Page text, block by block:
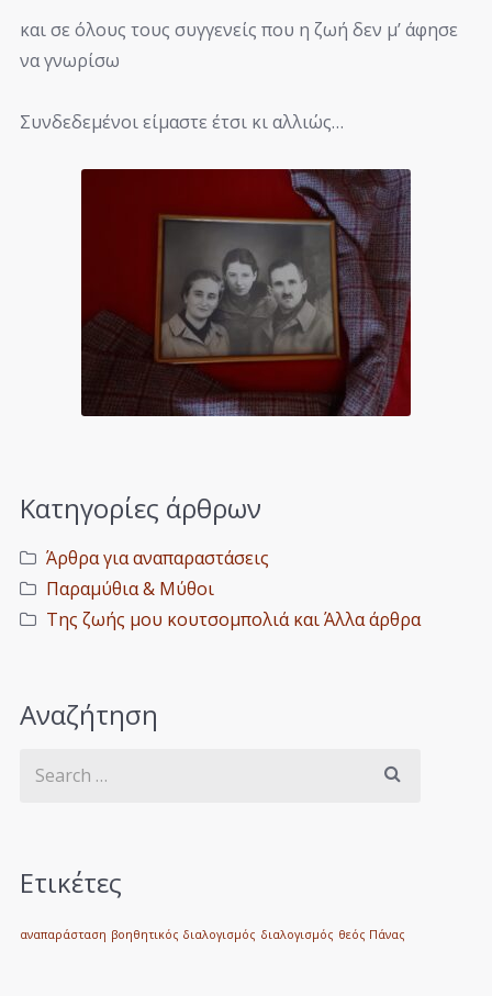
και σε όλους τους συγγενείς που η ζωή δεν μ’ άφησε
να γνωρίσω
Συνδεδεμένοι είμαστε έτσι κι αλλιώς…
Κατηγορίες άρθρων
Άρθρα για αναπαραστάσεις
Παραμύθια & Μύθοι
Της ζωής μου κουτσομπολιά και Άλλα άρθρα
Αναζήτηση
Ετικέτες
αναπαράσταση βοηθητικός διαλογισμός διαλογισμός θεός Πάνας